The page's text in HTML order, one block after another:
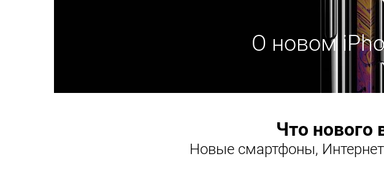
О новом
Что нового
Новые смартфоны,